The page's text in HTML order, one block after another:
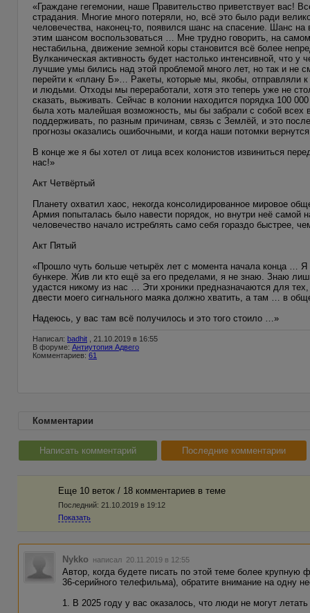
«Граждане гегемонии, наше Правительство приветствует
страдания. Многие много потеряли, но, всё это было ради
человечества, наконец-то, появился шанс на спасение. Шанс
этим шансом воспользоваться … Мне трудно говорить, на
нестабильна, движение земной коры становится всё более
Вулканическая активность будет настолько интенсивной, что
лучшие умы бились над этой проблемой много лет, но так и не
перейти к «плану Б»… Ракеты, которые мы, якобы,
и людьми. Отходы мы переработали, хотя это теперь уже не
сказать, выживать. Сейчас в колонии находится порядка 100
была хоть малейшая возможность, мы бы забрали с собой
поддерживать, по разным причинам, связь с Землёй, и это
прогнозы оказались ошибочными, и когда наши потомки
В конце же я бы хотел от лица всех колонистов извиниться
нас!»
Акт Четвёртый
Планету охватил хаос, некогда консолидированное мировое
Армия попыталась было навести порядок, но внутри неё самой
человечество начало истреблять само себя гораздо быстрее,
Акт Пятый
«Прошло чуть больше четырёх лет с момента начала конца …
бункере. Жив ли кто ещё за его пределами, я не знаю. Знаю
удастся никому из нас … Эти хроники предназначаются для
двести моего сигнального маяка должно хватить, а там … в
Надеюсь, у вас там всё получилось и это того стоило …»
Написал: badhit , 21.10.2019 в 16:55
В форуме: Антиутопия Адвего
Комментариев: 61
Комментарии
Написать комментарий Последние комментарии
Еще 10 веток / 18 комментариев в темe
Последний: 21.10.2019 в 19:12
Показать
Nykko написал 20.11.2019 в 12:55
Автор, когда будете писать по этой теме более
36-серийного телефильма), обратите внимание на одну
1. В 2025 году у вас оказалось, что люди не могут